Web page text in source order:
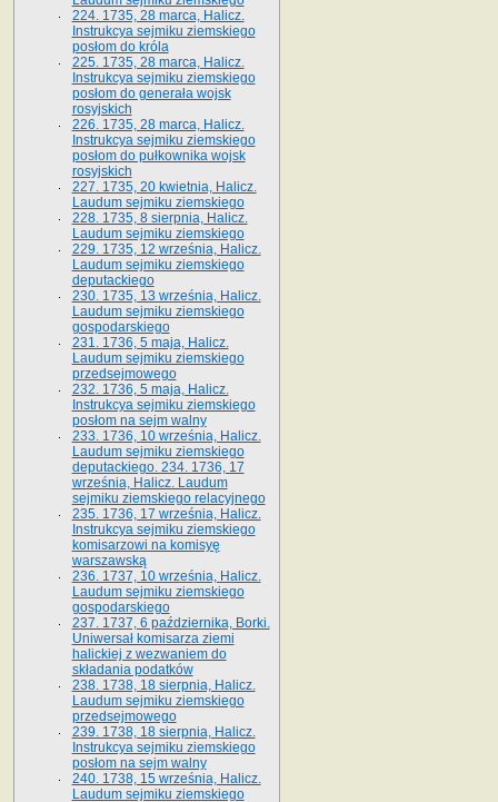
224. 1735, 28 marca, Halicz.
Instrukcya sejmiku ziemskiego
posłom do króla
225. 1735, 28 marca, Halicz.
Instrukcya sejmiku ziemskiego
posłom do generała wojsk
rosyjskich
226. 1735, 28 marca, Halicz.
Instrukcya sejmiku ziemskiego
posłom do pułkownika wojsk
rosyjskich
227. 1735, 20 kwietnia, Halicz.
Laudum sejmiku ziemskiego
228. 1735, 8 sierpnia, Halicz.
Laudum sejmiku ziemskiego
229. 1735, 12 września, Halicz.
Laudum sejmiku ziemskiego
deputackiego
230. 1735, 13 września, Halicz.
Laudum sejmiku ziemskiego
gospodarskiego
231. 1736, 5 maja, Halicz.
Laudum sejmiku ziemskiego
przedsejmowego
232. 1736, 5 maja, Halicz.
Instrukcya sejmiku ziemskiego
posłom na sejm walny
233. 1736, 10 września, Halicz.
Laudum sejmiku ziemskiego
deputackiego. 234. 1736, 17
września, Halicz. Laudum
sejmiku ziemskiego relacyjnego
235. 1736, 17 września, Halicz.
Instrukcya sejmiku ziemskiego
komisarzowi na komisyę
warszawską
236. 1737, 10 września, Halicz.
Laudum sejmiku ziemskiego
gospodarskiego
237. 1737, 6 października, Borki.
Uniwersał komisarza ziemi
halickiej z wezwaniem do
składania podatków
238. 1738, 18 sierpnia, Halicz.
Laudum sejmiku ziemskiego
przedsejmowego
239. 1738, 18 sierpnia, Halicz.
Instrukcya sejmiku ziemskiego
posłom na sejm walny
240. 1738, 15 września, Halicz.
Laudum sejmiku ziemskiego